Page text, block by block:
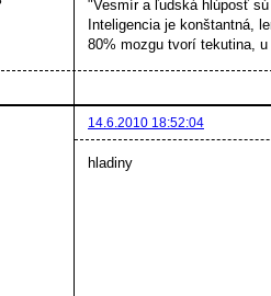
"Vesmír a ľudská hlúposť
Inteligencia je konštantná,
80% mozgu tvorí
14.6.2010 18:52:04
hladiny